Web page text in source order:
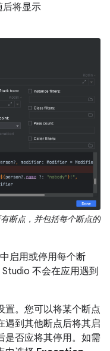
后将显示
断点，并包括每个断点的
启用或停用每个断
不会在应用遇到
置。您可以将某个断点
遇到其他断点后将其启
是否应将其停用。如需